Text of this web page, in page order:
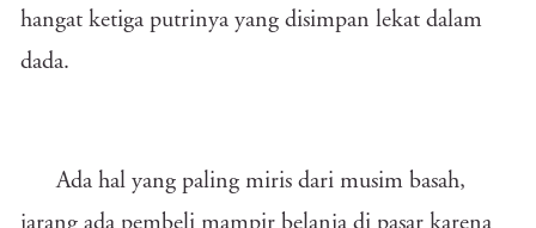
hangat ketiga putrinya yang disimpan lekat dalam
dada.
Ada hal yang paling miris dari musim basah,
jarang ada pembeli mampir belanja di pasar karena